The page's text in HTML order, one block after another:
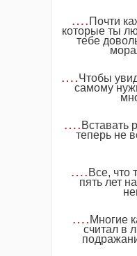
…. Почти
которые ты
тебе
….Чтобы
самому
…. Вставать
теперь не
…. Все, что
пять лет
…. Многие
считал в